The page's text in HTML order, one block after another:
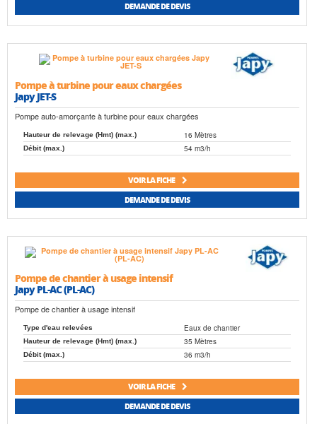
DEMANDE DE DEVIS
Pompe à turbine pour eaux chargées
Japy JET-S
Pompe auto-amorçante à turbine pour eaux chargées
Hauteur de relevage (Hmt) (max.) 16 Mètres
Débit (max.) 54 m3/h
VOIR LA FICHE
DEMANDE DE DEVIS
Pompe de chantier à usage intensif
Japy PL-AC (PL-AC)
Pompe de chantier à usage intensif
Type d'eau relevées Eaux de chantier
Hauteur de relevage (Hmt) (max.) 35 Mètres
Débit (max.) 36 m3/h
VOIR LA FICHE
DEMANDE DE DEVIS